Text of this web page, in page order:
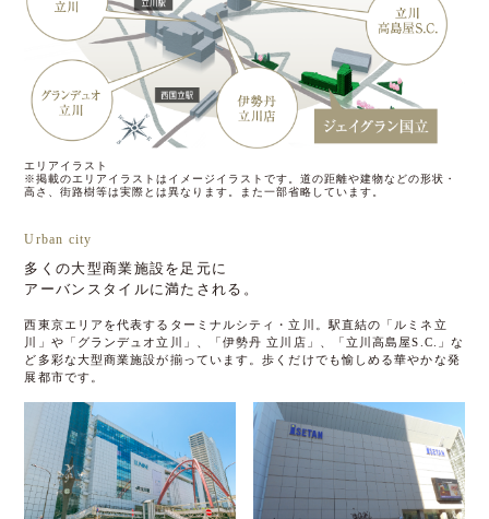
エリアイラスト
※掲載のエリアイラストはイメージイラストです。道の距離や建物などの形状・
高さ、街路樹等は実際とは異なります。また一部省略しています。
Urban city
多くの大型商業施設を足元に
アーバンスタイルに満たされる。
西東京エリアを代表するターミナルシティ・立川。駅直結の「ルミネ立
川」や「グランデュオ立川」、「伊勢丹 立川店」、「立川高島屋S.C.」な
ど多彩な大型商業施設が揃っています。歩くだけでも愉しめる華やかな発
展都市です。